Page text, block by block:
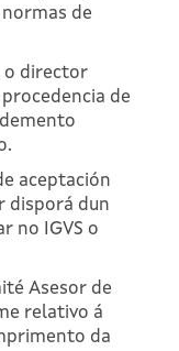
de
o director
de
aceptación
disporá dun
no IGVS o
Asesor de
relativo á
da